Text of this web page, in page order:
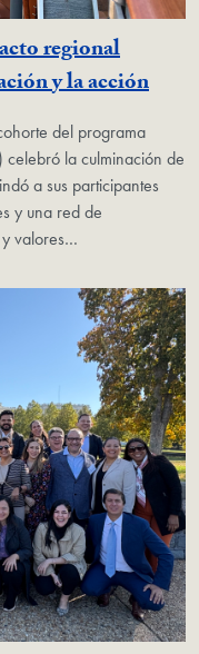
regional
y la acción
del programa
celebró la culminación de
a sus participantes
y una red de
valores…